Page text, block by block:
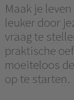
Maak je
leuker door
vraag te
praktische
moeiteloos
op te starten.